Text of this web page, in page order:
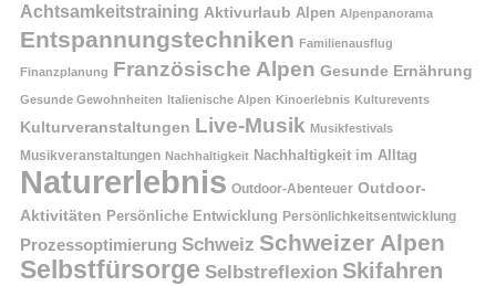
Achtsamkeitstraining Aktivurlaub Alpen Alpenpanorama
Entspannungstechniken Familienausflug
Finanzplanung Französische Alpen Gesunde Ernährung
Gesunde Gewohnheiten Italienische Alpen Kinoerlebnis Kulturevents
Kulturveranstaltungen Live-Musik Musikfestivals
Musikveranstaltungen Nachhaltigkeit Nachhaltigkeit im Alltag
Naturerlebnis Outdoor-Abenteuer Outdoor-
Aktivitäten Persönliche Entwicklung Persönlichkeitsentwicklung
Prozessoptimierung Schweiz Schweizer Alpen
Selbstfürsorge Selbstreflexion Skifahren